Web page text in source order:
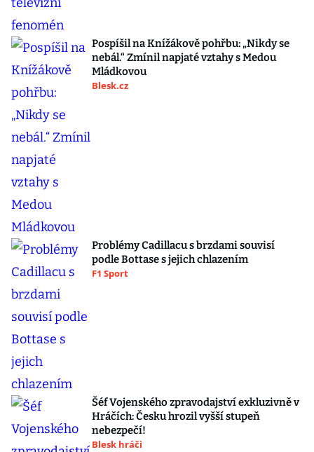
Pospíšil na Knížákově pohřbu: „Nikdy se
nebál.“ Zmínil napjaté vztahy s Medou
Mládkovou
Blesk.cz
Problémy Cadillacu s brzdami souvisí
podle Bottase s jejich chlazením
F1 Sport
Šéf Vojenského zpravodajství exkluzivně v
Hráčích: Česku hrozil vyšší stupeň
nebezpečí!
Blesk hráči